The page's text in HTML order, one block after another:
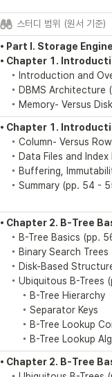
스터디 범위 (원서 기준)
• Part I. Storage
• Chapter 1.
◦ Memory- Versus
• Chapter 1.
◦ Summary (pp. 54 -
• Chapter 2. B-Tree
◦ B-Tree Lookup
• Chapter 2. B-Tree